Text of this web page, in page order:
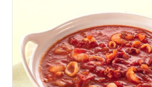
RECEPTEN
WEEKMENU'S
KOOKBOEKEN